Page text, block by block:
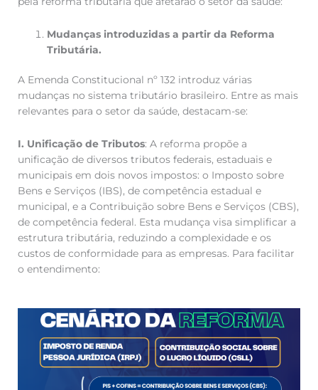
Mudanças introduzidas a partir da Reforma
Tributária.
A Emenda Constitucional nº 132 introduz várias
mudanças no sistema tributário brasileiro. Entre as mais
relevantes para o setor da saúde, destacam-se:
I. Unificação de Tributos: A reforma propõe a
unificação de diversos tributos federais, estaduais e
municipais em dois novos impostos: o Imposto sobre
Bens e Serviços (IBS), de competência estadual e
municipal, e a Contribuição sobre Bens e Serviços (CBS),
de competência federal. Esta mudança visa simplificar a
estrutura tributária, reduzindo a complexidade e os
custos de conformidade para as empresas. Para facilitar
o entendimento: